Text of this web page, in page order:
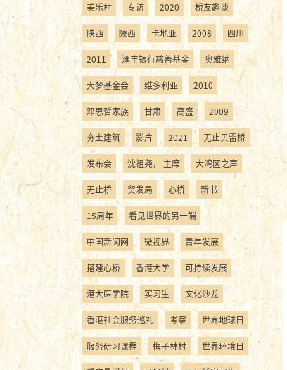
美乐村 专访 2020 桥友趣谈
陕西 陜西 卡地亚 2008 四川
2011 滙丰银行慈善基金 奥雅纳
大梦基金会 维多利亚 2010
邓思哲家族 甘肃 高盛 2009
夯土建筑 影片 2021 无止贝雷桥
发布会 沈祖尧， 主席 大湾区之声
无止桥 贸发局 心桥 新书
15周年 看见世界的另一端
中国新闻网 微视界 青年发展
搭建心桥 香港大学 可持续发展
港大医学院 实习生 文化沙龙
香港社会服务巡礼 考察 世界地球日
服务研习课程 梅子林村 世界环境日